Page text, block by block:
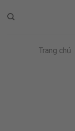
Trang chủ